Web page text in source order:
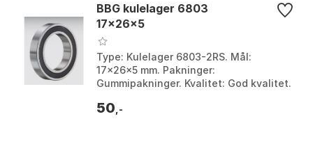
BBG kulelager 6803
17x26x5
Type: Kulelager 6803-2RS. Mål:
17x26x5 mm. Pakninger:
Gummipakninger. Kvalitet: God kvalitet.
50 ,-